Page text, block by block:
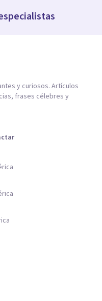
y curiosos. Artículos
frases célebres y